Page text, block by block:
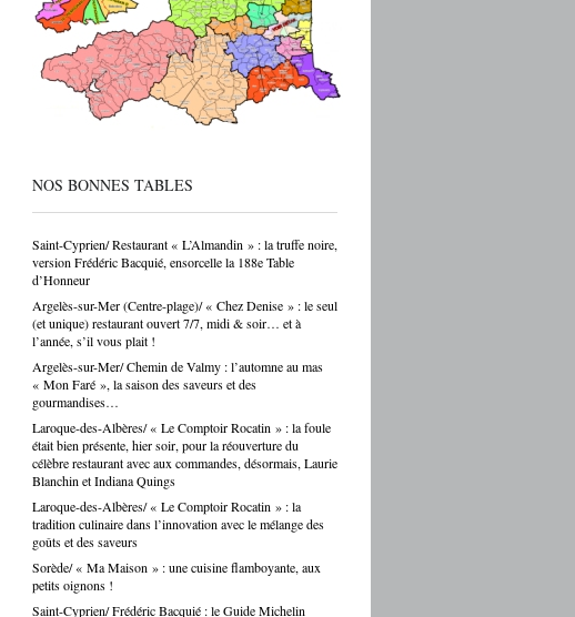
pâtissier ou de carrossier, c’est choisir un métier,
un savoir-faire, une indépendance possible. Ce
n’est pas un choix par défaut. C’est souvent un
choix par passion. Et là, Cécile Hernandez nous
donne une belle leçon : la passion et[…]
NOS BONNES TABLES
Saint-Cyprien/ Restaurant « L’Almandin » : la truffe noire,
version Frédéric Bacquié, ensorcelle la 188e Table
d’Honneur
Argelès-sur-Mer (Centre-plage)/ « Chez Denise » : le seul
(et unique) restaurant ouvert 7/7, midi & soir… et à
l’année, s’il vous plait !
Argelès-sur-Mer/ Chemin de Valmy : l’automne au mas
« Mon Faré », la saison des saveurs et des
gourmandises…
Laroque-des-Albères/ « Le Comptoir Rocatin » : la foule
était bien présente, hier soir, pour la réouverture du
célèbre restaurant avec aux commandes, désormais, Laurie
Blanchin et Indiana Quings
Laroque-des-Albères/ « Le Comptoir Rocatin » : la
tradition culinaire dans l’innovation avec le mélange des
goûts et des saveurs
Sorède/ « Ma Maison » : une cuisine flamboyante, aux
petits oignons !
Saint-Cyprien/ Frédéric Bacquié : le Guide Michelin